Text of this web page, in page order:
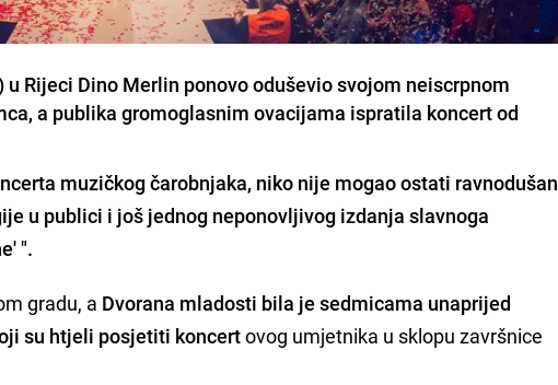
Rijeci Dino Merlin ponovo oduševio svojom neiscrpnom
a publika gromoglasnim ovacijama ispratila koncert od
muzičkog čarobnjaka, niko nije mogao ostati ravnodušan
u publici i još jednog neponovljivog izdanja slavnoga
".
gradu, a Dvorana mladosti bila je sedmicama unaprijed
su htjeli posjetiti koncertovog umjetnika u sklopu završnice